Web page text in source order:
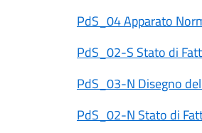
PdS_04 Apparato
PdS_02-S Stato di
PdS_03-N Disegno
PdS_02-N Stato di